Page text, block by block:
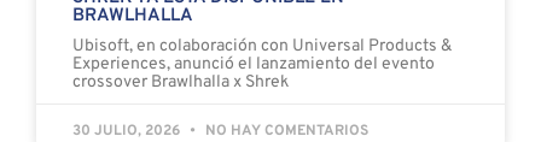
BRAWLHALLA
Ubisoft, en colaboración con Universal Products &
Experiences, anunció el lanzamiento del evento
crossover Brawlhalla x Shrek
30 JULIO, 2026 NO HAY COMENTARIOS